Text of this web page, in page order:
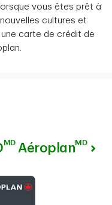
vous êtes prêt à
cultures et
une carte de crédit de
MDAéroplanMD